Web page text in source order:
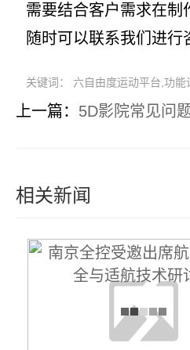
需要结合客户需求在
随时可以联系我们进行
关键词： 六自由度运动平台,功能
上一篇： 5D影院常见问
相关新闻